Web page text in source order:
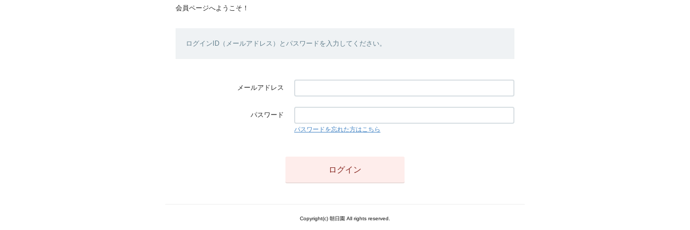
会員ページへようこそ！
ログインID（メールアドレス）とパスワードを入力してください。
メールアドレス
パスワード
パスワードを忘れた方はこちら
Copyright(c) 朝日園 All rights reserved.